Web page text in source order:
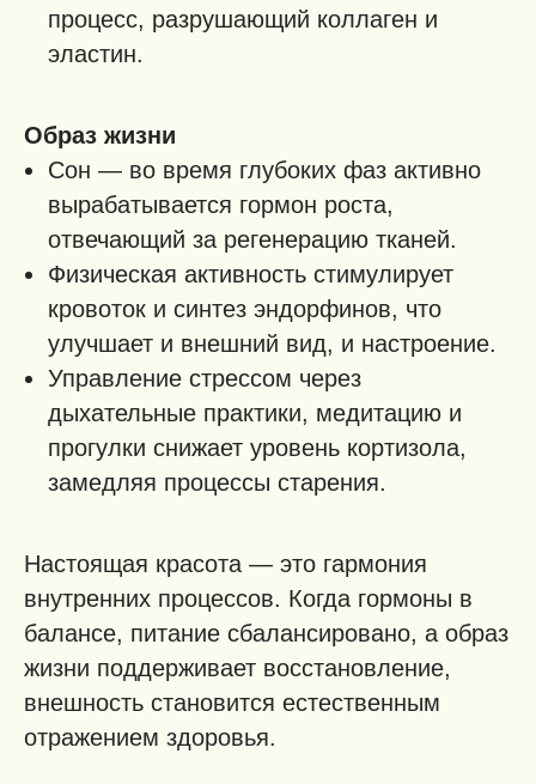
процесс, разрушающий коллаген и
эластин.
Образ жизни
Сон — во время глубоких фаз активно
вырабатывается гормон роста,
отвечающий за регенерацию тканей.
Физическая активность стимулирует
кровоток и синтез эндорфинов, что
улучшает и внешний вид, и настроение.
Управление стрессом через
дыхательные практики, медитацию и
прогулки снижает уровень кортизола,
замедляя процессы старения.
Настоящая красота — это гармония
внутренних процессов. Когда гормоны в
балансе, питание сбалансировано, а образ
жизни поддерживает восстановление,
внешность становится естественным
отражением здоровья.